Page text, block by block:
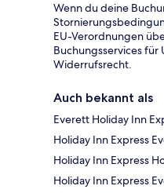
Wenn du deine
EU-Verordnungen
Buchungsservices
Widerrufsrecht.
Auch bekannt als
Everett Holiday Inn
Holiday Inn Express
Holiday Inn Express
Holiday Inn Express